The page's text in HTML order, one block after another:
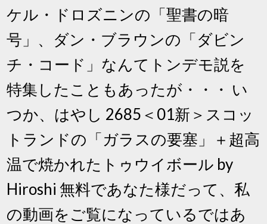
ケル・ドロズニンの「聖書の暗
号」、ダン・ブラウンの「ダビン
チ・コード」なんてトンデモ説を
特集したこともあったが・・・ い
つか、はやし 2685＜01新＞スコッ
トランドの「ガラスの要塞」＋超高
温で焼かれたトゥウイボール by
Hiroshi 無料であなた様だって、私
の動画をご覧になっているではあ